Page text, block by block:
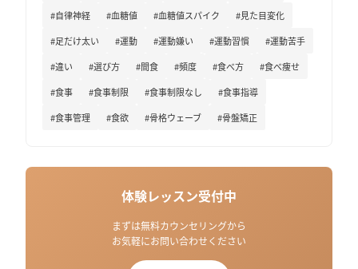
#自律神経
#血糖値 #血糖値スパイク
#見た目変化
#足だけ太い
#運動 #運動嫌い #運動習慣
#運動苦手
#違い
#選び方 #間食 #頻度 #食べ方
#食べ痩せ
#食事
#食事制限 #食事制限なし
#食事指導
#食事管理
#食欲 #骨格ウェーブ #骨盤矯正
体験レッスン受付中
まずは無料カウンセリングから
お気軽にお問い合わせください